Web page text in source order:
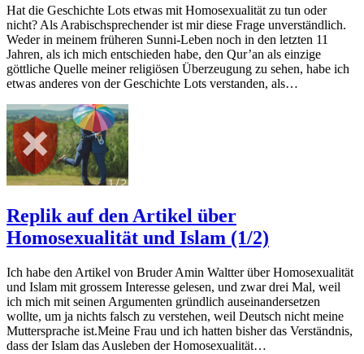
Hat die Geschichte Lots etwas mit Homosexualität zu tun oder
nicht? Als Arabischsprechender ist mir diese Frage unverständlich.
Weder in meinem früheren Sunni-Leben noch in den letzten 11
Jahren, als ich mich entschieden habe, den Qur’an als einzige
göttliche Quelle meiner religiösen Überzeugung zu sehen, habe ich
etwas anderes von der Geschichte Lots verstanden, als…
Replik auf den Artikel über
Homosexualität und Islam (1/2)
Ich habe den Artikel von Bruder Amin Waltter über Homosexualität
und Islam mit grossem Interesse gelesen, und zwar drei Mal, weil
ich mich mit seinen Argumenten gründlich auseinandersetzen
wollte, um ja nichts falsch zu verstehen, weil Deutsch nicht meine
Muttersprache ist.Meine Frau und ich hatten bisher das Verständnis,
dass der Islam das Ausleben der Homosexualität…